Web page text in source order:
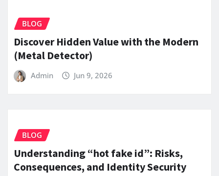
BLOG
Discover Hidden Value with the Modern
(Metal Detector)
Admin Jun 9, 2026
BLOG
Understanding “hot fake id”: Risks,
Consequences, and Identity Security